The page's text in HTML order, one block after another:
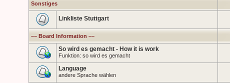
Sonstiges
Linkliste Stuttgart
–– Board Information ––
So wird es gemacht - How it is work
Funktion: so wird es gemacht
Language
andere Sprache wählen